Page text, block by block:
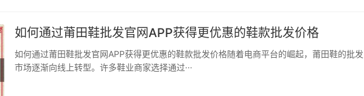
如何通过莆田鞋批发官网APP获得更优惠的鞋款批发价格
如何通过莆田鞋批发官网APP获得更优惠的鞋款批发价格随着电商平台的崛起，莆田鞋的批发
市场逐渐向线上转型。许多鞋业商家选择通过···